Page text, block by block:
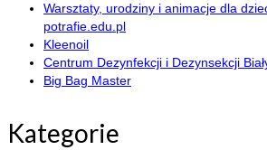
Warsztaty, urodziny i animacje dla
potrafie.edu.pl
Kleenoil
Centrum Dezynfekcji i Dezynsekcji
Big Bag Master
Kategorie